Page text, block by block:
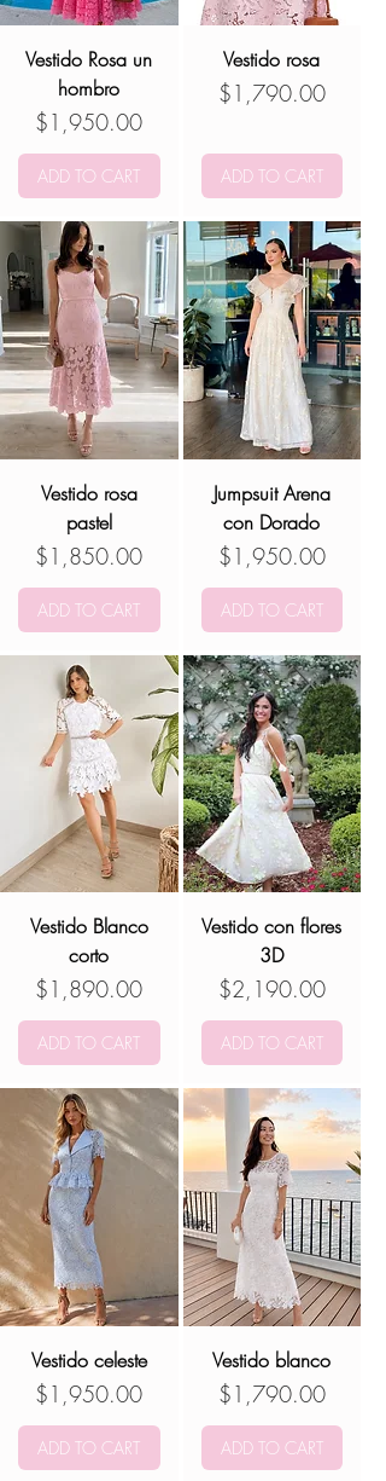
Vestido Rosa un
hombro
Precio
$1,950.00
ADD TO CART
Vestido rosa
Precio
$1,790.00
ADD TO CART
Vestido rosa
pastel
Precio
$1,850.00
ADD TO CART
Jumpsuit Arena
con Dorado
Precio
$1,950.00
ADD TO CART
Vestido Blanco
corto
Precio
$1,890.00
ADD TO CART
Vestido con flores
3D
Precio
$2,190.00
ADD TO CART
Vestido celeste
Precio
$1,950.00
ADD TO CART
Vestido blanco
Precio
$1,790.00
ADD TO CART